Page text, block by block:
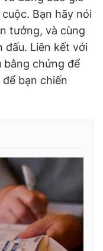
Bạn hãy nói
tưởng, và cùng
đấu. Liên kết với
bằng chứng để
bạn chiến